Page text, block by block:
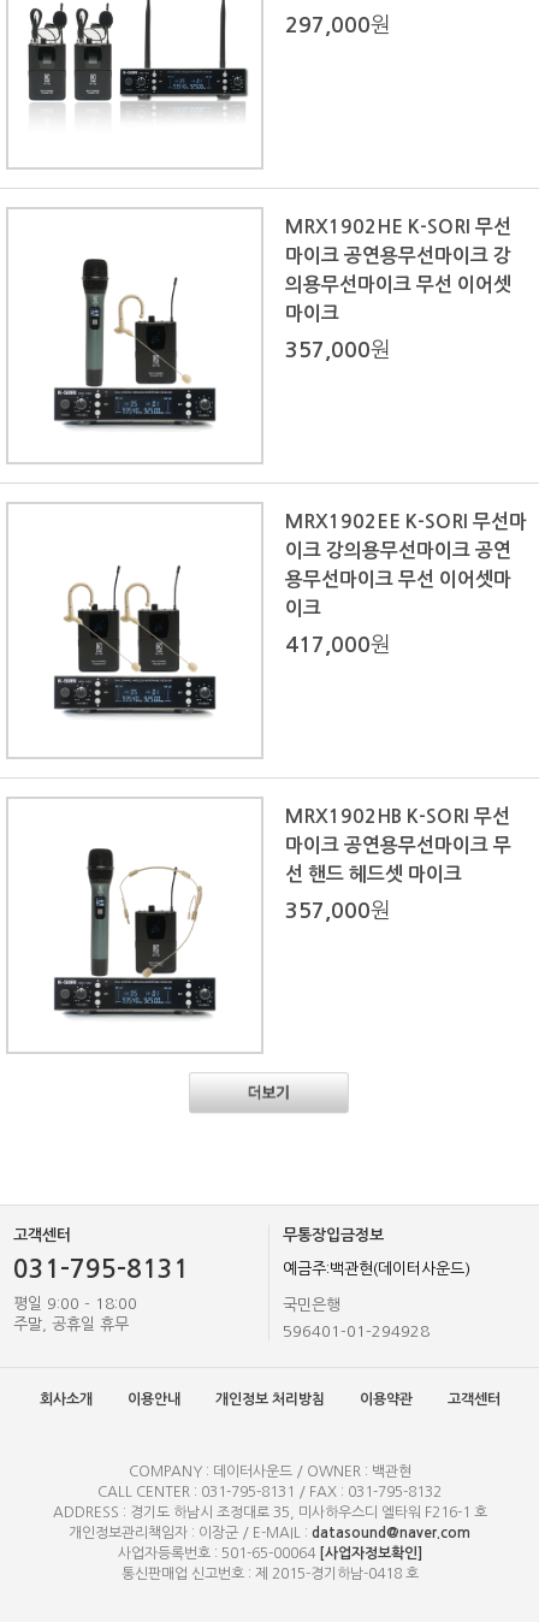
297,000원
MRX1902HE K-SORI 무선
마이크 공연용무선마이크 강
의용무선마이크 무선 이어셋
마이크
357,000원
MRX1902EE K-SORI 무선마
이크 강의용무선마이크 공연
용무선마이크 무선 이어셋마
이크
417,000원
MRX1902HB K-SORI 무선
마이크 공연용무선마이크 무
선 핸드 헤드셋 마이크
357,000원
고객센터
031-795-8131
평일 9:00 - 18:00
주말, 공휴일 휴무
무통장입금정보
예금주:백관현(데이터사운드)
국민은행
596401-01-294928
회사소개 이용안내 개인정보 처리방침 이용약관 고객센터
COMPANY : 데이터사운드 / OWNER : 백관현
CALL CENTER : 031-795-8131 / FAX : 031-795-8132
ADDRESS : 경기도 하남시 조정대로 35, 미사하우스디 엘타워 F216-1 호
개인정보관리책임자 : 이장군 / E-MAIL : datasound@naver.com
사업자등록번호 : 501-65-00064 [사업자정보확인]
통신판매업 신고번호 : 제 2015-경기하남-0418 호